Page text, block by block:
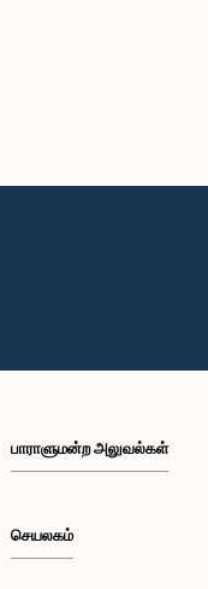
பாராளுமன்ற அலுவல்கள்
செயலகம்